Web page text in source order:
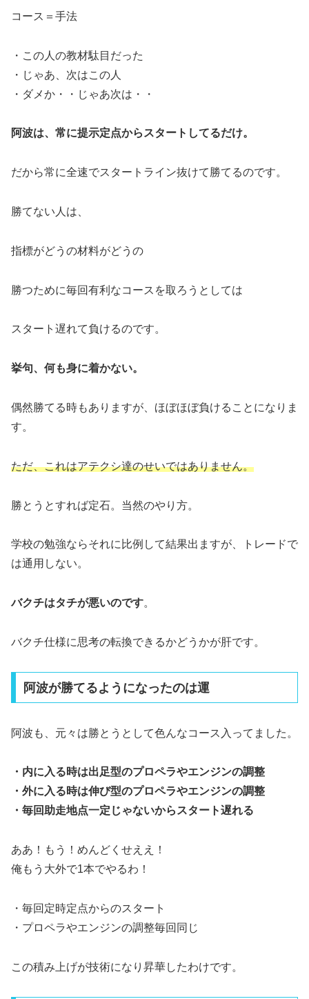
コース＝手法
・この人の教材駄目だった
・じゃあ、次はこの人
・ダメか・・じゃあ次は・・
阿波は、常に提示定点からスタートしてるだけ。
だから常に全速でスタートライン抜けて勝てるのです。
勝てない人は、
指標がどうの材料がどうの
勝つために毎回有利なコースを取ろうとしては
スタート遅れて負けるのです。
挙句、何も身に着かない。
偶然勝てる時もありますが、ほぼほぼ負けることになりま
す。
ただ、これはアテクシ達のせいではありません。
勝とうとすれば定石。当然のやり方。
学校の勉強ならそれに比例して結果出ますが、トレードで
は通用しない。
バクチはタチが悪いのです。
バクチ仕様に思考の転換できるかどうかが肝です。
阿波が勝てるようになったのは運
阿波も、元々は勝とうとして色んなコース入ってました。
・内に入る時は出足型のプロペラやエンジンの調整
・外に入る時は伸び型のプロペラやエンジンの調整
・毎回助走地点一定じゃないからスタート遅れる
ああ！もう！めんどくせええ！
俺もう大外で1本でやるわ！
・毎回定時定点からのスタート
・プロペラやエンジンの調整毎回同じ
この積み上げが技術になり昇華したわけです。